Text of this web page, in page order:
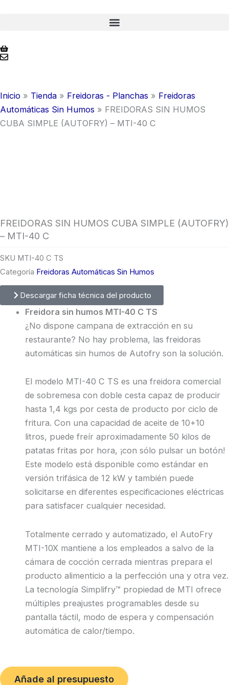
Inicio » Tienda » Freidoras - Planchas » Freidoras
Automáticas Sin Humos » FREIDORAS SIN HUMOS
CUBA SIMPLE (AUTOFRY) – MTI-40 C
FREIDORAS SIN HUMOS CUBA SIMPLE (AUTOFRY)
– MTI-40 C
SKU MTI-40 C TS
Categoría Freidoras Automáticas Sin Humos
Descargar ficha técnica del producto
Freidora sin humos MTI-40 C TS
¿No dispone campana de extracción en su
restaurante? No hay problema, las freidoras
automáticas sin humos de Autofry son la solución.
El modelo MTI-40 C TS es una freidora comercial
de sobremesa con doble cesta capaz de producir
hasta 1,4 kgs por cesta de producto por ciclo de
fritura. Con una capacidad de aceite de 10+10
litros, puede freír aproximadamente 50 kilos de
patatas fritas por hora, ¡con sólo pulsar un botón!
Este modelo está disponible como estándar en
versión trifásica de 12 kW y también puede
solicitarse en diferentes especificaciones eléctricas
para satisfacer cualquier necesidad.
Totalmente cerrado y automatizado, el AutoFry
MTI-10X mantiene a los empleados a salvo de la
cámara de cocción cerrada mientras prepara el
producto alimenticio a la perfección una y otra vez.
La tecnología Simplifry™ propiedad de MTI ofrece
múltiples preajustes programables desde su
pantalla táctil, modo de espera y compensación
automática de calor/tiempo.
Añade al presupuesto